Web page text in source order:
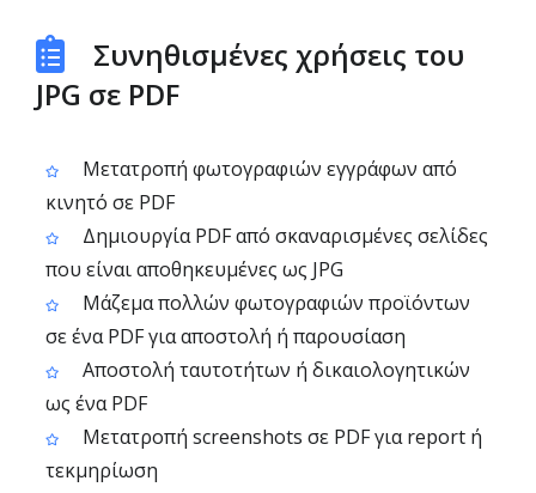
Συνηθισμένες χρήσεις του
JPG σε PDF
Μετατροπή φωτογραφιών εγγράφων από
κινητό σε PDF
Δημιουργία PDF από σκαναρισμένες σελίδες
που είναι αποθηκευμένες ως JPG
Μάζεμα πολλών φωτογραφιών προϊόντων
σε ένα PDF για αποστολή ή παρουσίαση
Αποστολή ταυτοτήτων ή δικαιολογητικών
ως ένα PDF
Μετατροπή screenshots σε PDF για report ή
τεκμηρίωση